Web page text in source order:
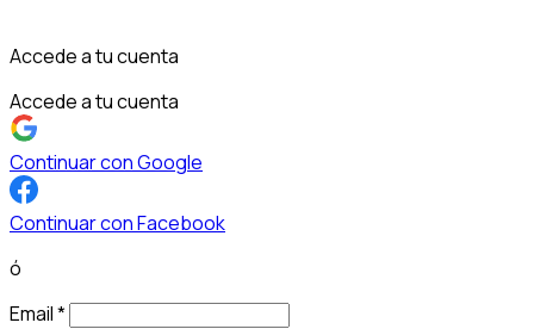
Accede a tu cuenta
Accede a tu cuenta
Continuar con Google
Continuar con Facebook
ó
Email*